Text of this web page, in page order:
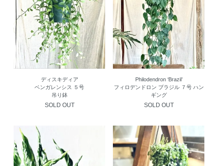
ディスキディア
ベンガレンシス ５号
吊り鉢
SOLD OUT
Philodendron ‘Brazil’
フィロデンドロン ブラジル ７号 ハン
ギング
SOLD OUT